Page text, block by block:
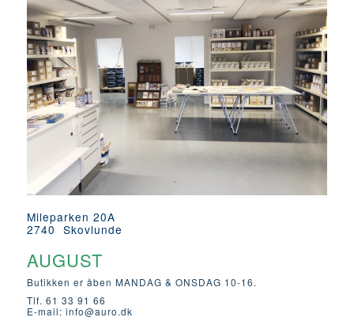
Mileparken 20A
2740 Skovlunde
AUGUST
Butikken er åben MANDAG & ONSDAG 10-16.
Tlf. 61 33 91 66
E-mail: info@auro.dk